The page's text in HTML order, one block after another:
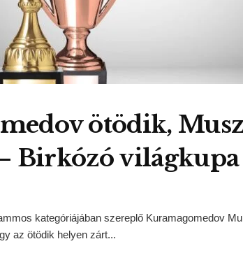
ötödik,
Birkózó világkupa
kategóriájában szereplő Kuramagomedov
az ötödik helyen zárt...